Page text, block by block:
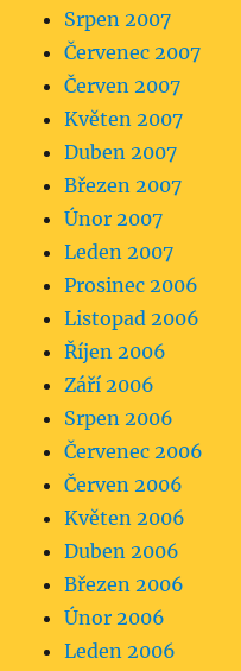
Srpen 2007
Červenec 2007
Červen 2007
Květen 2007
Duben 2007
Březen 2007
Únor 2007
Leden 2007
Prosinec 2006
Listopad 2006
Říjen 2006
Září 2006
Srpen 2006
Červenec 2006
Červen 2006
Květen 2006
Duben 2006
Březen 2006
Únor 2006
Leden 2006